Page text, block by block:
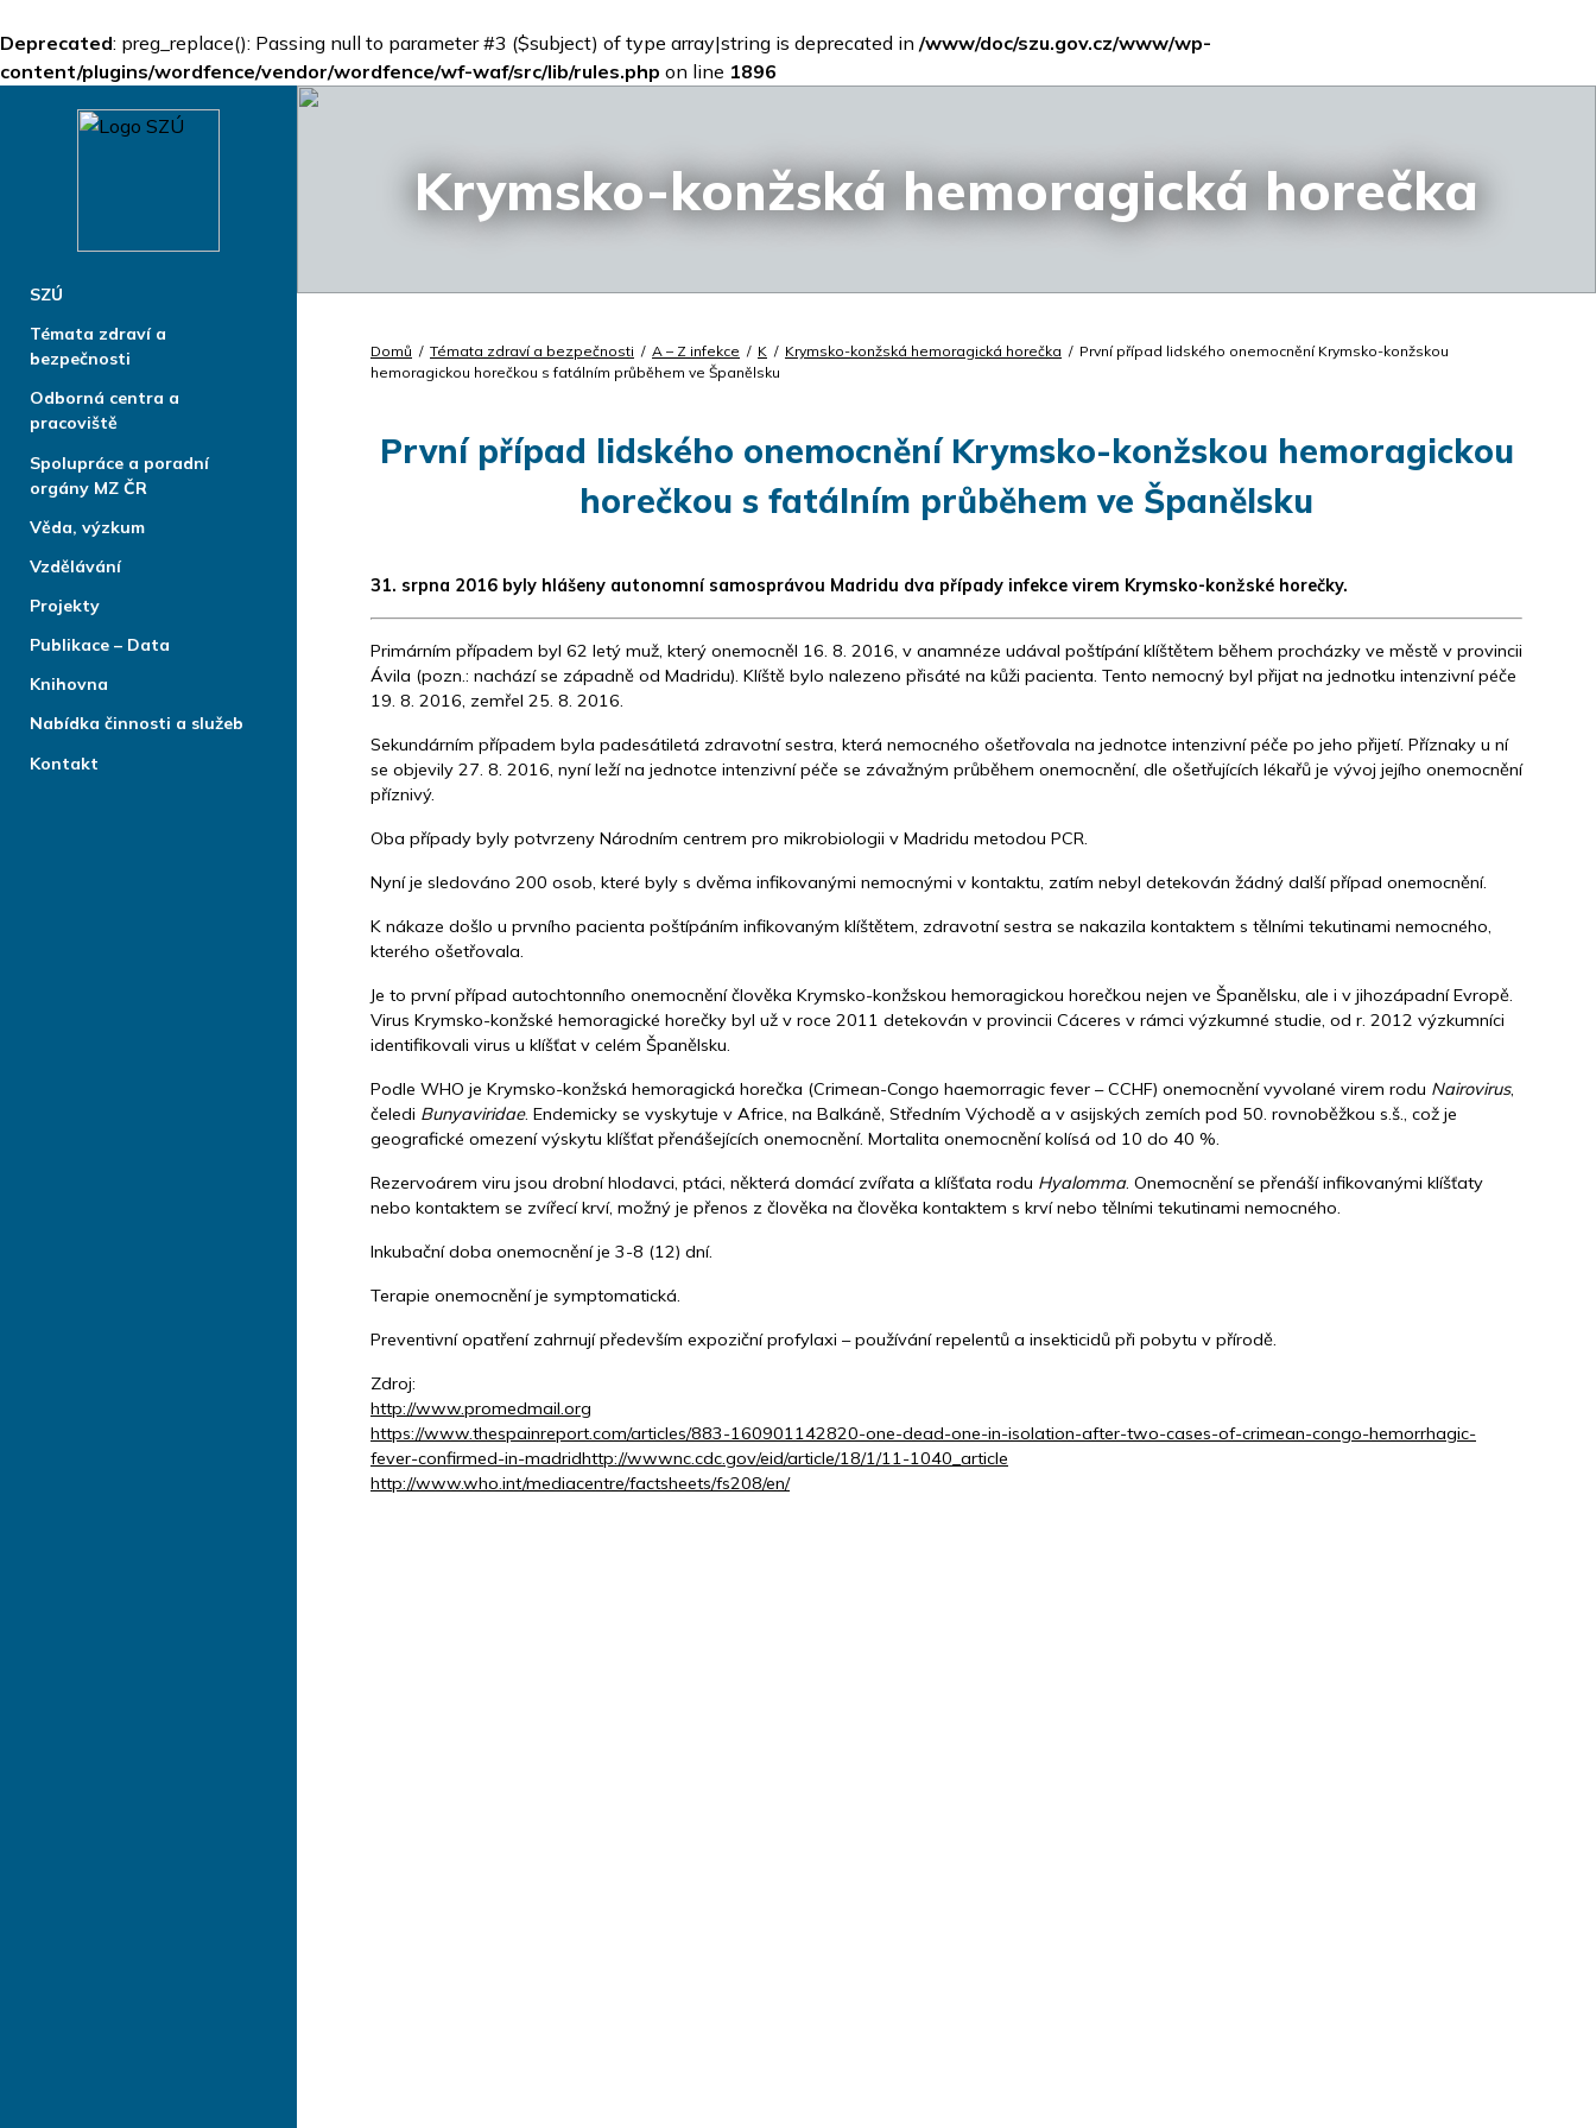
Deprecated: preg_replace(): Passing null to parameter #3 ($subject) of type array|string is deprecated in /www/doc/szu.gov.cz/www/wp-
content/plugins/wordfence/vendor/wordfence/wf-waf/src/lib/rules.php on line 1896
SZÚ
Témata zdraví a
bezpečnosti
Odborná centra a
pracoviště
Spolupráce a poradní
orgány MZ ČR
Věda, výzkum
Vzdělávání
Projekty
Publikace – Data
Knihovna
Nabídka činnosti a služeb
Kontakt
Krymsko-konžská hemoragická horečka
Domů / Témata zdraví a bezpečnosti / A – Z infekce / K / Krymsko-konžská hemoragická horečka / První případ lidského onemocnění Krymsko-konžskou
hemoragickou horečkou s fatálním průběhem ve Španělsku
První případ lidského onemocnění Krymsko-konžskou hemoragickou
horečkou s fatálním průběhem ve Španělsku
31. srpna 2016 byly hlášeny autonomní samosprávou Madridu dva případy infekce virem Krymsko-konžské horečky.
Primárním případem byl 62 letý muž, který onemocněl 16. 8. 2016, v anamnéze udával poštípání klíštětem během procházky ve městě v provincii
Ávila (pozn.: nachází se západně od Madridu). Klíště bylo nalezeno přisáté na kůži pacienta. Tento nemocný byl přijat na jednotku intenzivní péče
19. 8. 2016, zemřel 25. 8. 2016.
Sekundárním případem byla padesátiletá zdravotní sestra, která nemocného ošetřovala na jednotce intenzivní péče po jeho přijetí. Příznaky u ní
se objevily 27. 8. 2016, nyní leží na jednotce intenzivní péče se závažným průběhem onemocnění, dle ošetřujících lékařů je vývoj jejího onemocnění
příznivý.
Oba případy byly potvrzeny Národním centrem pro mikrobiologii v Madridu metodou PCR.
Nyní je sledováno 200 osob, které byly s dvěma infikovanými nemocnými v kontaktu, zatím nebyl detekován žádný další případ onemocnění.
K nákaze došlo u prvního pacienta poštípáním infikovaným klíštětem, zdravotní sestra se nakazila kontaktem s tělními tekutinami nemocného,
kterého ošetřovala.
Je to první případ autochtonního onemocnění člověka Krymsko-konžskou hemoragickou horečkou nejen ve Španělsku, ale i v jihozápadní Evropě.
Virus Krymsko-konžské hemoragické horečky byl už v roce 2011 detekován v provincii Cáceres v rámci výzkumné studie, od r. 2012 výzkumníci
identifikovali virus u klíšťat v celém Španělsku.
Podle WHO je Krymsko-konžská hemoragická horečka (Crimean-Congo haemorragic fever – CCHF) onemocnění vyvolané virem rodu Nairovirus,
čeledi Bunyaviridae. Endemicky se vyskytuje v Africe, na Balkáně, Středním Východě a v asijských zemích pod 50. rovnoběžkou s.š., což je
geografické omezení výskytu klíšťat přenášejících onemocnění. Mortalita onemocnění kolísá od 10 do 40 %.
Rezervoárem viru jsou drobní hlodavci, ptáci, některá domácí zvířata a klíšťata rodu Hyalomma. Onemocnění se přenáší infikovanými klíšťaty
nebo kontaktem se zvířecí krví, možný je přenos z člověka na člověka kontaktem s krví nebo tělními tekutinami nemocného.
Inkubační doba onemocnění je 3-8 (12) dní.
Terapie onemocnění je symptomatická.
Preventivní opatření zahrnují především expoziční profylaxi – používání repelentů a insekticidů při pobytu v přírodě.
Zdroj:
http://www.promedmail.org
https://www.thespainreport.com/articles/883-160901142820-one-dead-one-in-isolation-after-two-cases-of-crimean-congo-hemorrhagic-
fever-confirmed-in-madridhttp://wwwnc.cdc.gov/eid/article/18/1/11-1040_article
http://www.who.int/mediacentre/factsheets/fs208/en/